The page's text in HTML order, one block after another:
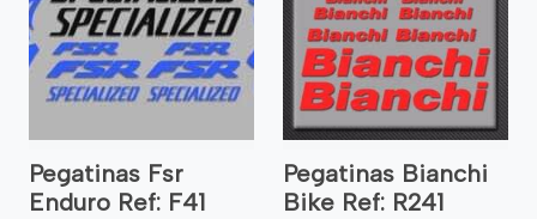
Pegatinas Fsr
Enduro Ref: F41
Pegatinas Bianchi
Bike Ref: R241